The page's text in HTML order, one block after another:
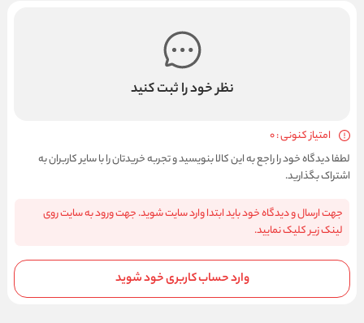
نظر خود را ثبت کنید
امتیاز کنونی : 0
لطفا دیدگاه خود را راجع به این کالا بنویسید و تجربه خریدتان را با سایر کاربران به
اشتراک بگذارید.
جهت ارسال و دیدگاه خود باید ابتدا وارد سایت شوید. جهت ورود به سایت روی
لینک زیر کلیک نمایید.
وارد حساب کاربری خود شوید